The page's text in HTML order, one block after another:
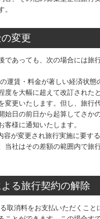
。
変更
であっても、次の場合には旅
運賃・料金が著しい経済状態
度を大幅に超えて改訂された
変更いたします。但し、旅行
始日の前日から起算してさか
客様に通知いたします。
容が変更され旅行実施に要す
当社はその差額の範囲内で旅
る旅行契約の解除
取消料をお支払いただくこと